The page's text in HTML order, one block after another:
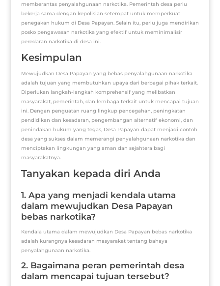
memberantas penyalahgunaan narkotika. Pemerintah desa perlu
bekerja sama dengan kepolisian setempat untuk memperkuat
penegakan hukum di Desa Papayan. Selain itu, perlu juga mendirikan
posko pengawasan narkotika yang efektif untuk meminimalisir
peredaran narkotika di desa ini.
Kesimpulan
Mewujudkan Desa Papayan yang bebas penyalahgunaan narkotika
adalah tujuan yang membutuhkan upaya dari berbagai pihak terkait.
Diperlukan langkah-langkah komprehensif yang melibatkan
masyarakat, pemerintah, dan lembaga terkait untuk mencapai tujuan
ini. Dengan penguatan ruang lingkup pencegahan, peningkatan
pendidikan dan kesadaran, pengembangan alternatif ekonomi, dan
penindakan hukum yang tegas, Desa Papayan dapat menjadi contoh
desa yang sukses dalam memerangi penyalahgunaan narkotika dan
menciptakan lingkungan yang aman dan sejahtera bagi
masyarakatnya.
Tanyakan kepada diri Anda
1. Apa yang menjadi kendala utama
dalam mewujudkan Desa Papayan
bebas narkotika?
Kendala utama dalam mewujudkan Desa Papayan bebas narkotika
adalah kurangnya kesadaran masyarakat tentang bahaya
penyalahgunaan narkotika.
2. Bagaimana peran pemerintah desa
dalam mencapai tujuan tersebut?